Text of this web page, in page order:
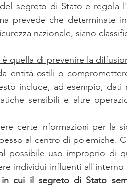
segreto di Stato e regola
prevede che determinate
nazionale, siano
quella di prevenire la
entità ostili o
include, ad esempio, dati
sensibili e altre
certe informazioni per la
al centro di polemiche.
possibile uso improprio di
individui influenti
cui il segreto di Stato